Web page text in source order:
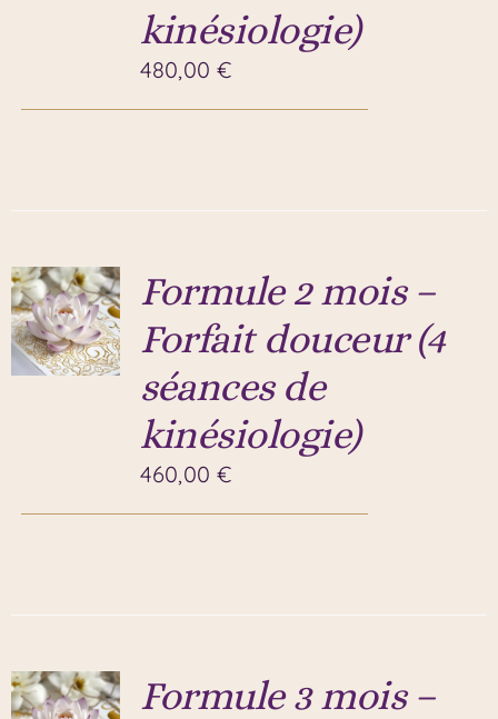
kinésiologie)
480,00 €
Formule 2 mois –
Forfait douceur (4
séances de
kinésiologie)
460,00 €
Formule 3 mois –